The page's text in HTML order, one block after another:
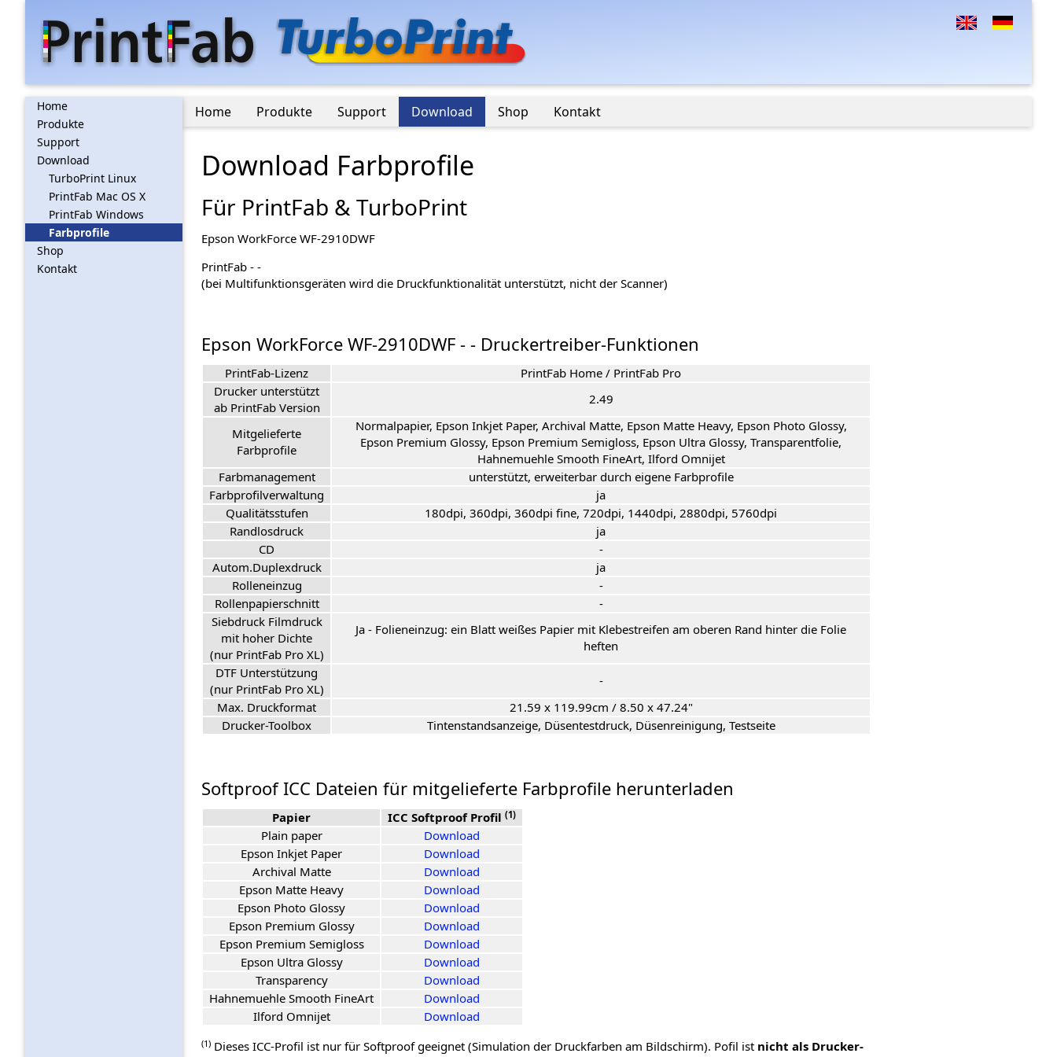
Home
Produkte
Support
Download
TurboPrint Linux
PrintFab Mac OS X
PrintFab Windows
Farbprofile
Shop
Kontakt
Home Produkte Support Download Shop Kontakt
Download Farbprofile
Für PrintFab & TurboPrint
Epson WorkForce WF-2910DWF
PrintFab - -
(bei Multifunktionsgeräten wird die Druckfunktionalität unterstützt, nicht der Scanner)
Epson WorkForce WF-2910DWF - - Druckertreiber-Funktionen
PrintFab-Lizenz
PrintFab Home / PrintFab Pro
Drucker unterstützt
ab PrintFab Version
2.49
Mitgelieferte
Farbprofile
Normalpapier, Epson Inkjet Paper, Archival Matte, Epson Matte Heavy, Epson Photo Glossy,
Epson Premium Glossy, Epson Premium Semigloss, Epson Ultra Glossy, Transparentfolie,
Hahnemuehle Smooth FineArt, Ilford Omnijet
Farbmanagement
unterstützt, erweiterbar durch eigene Farbprofile
Farbprofilverwaltung
ja
Qualitätsstufen
180dpi, 360dpi, 360dpi fine, 720dpi, 1440dpi, 2880dpi, 5760dpi
Randlosdruck
ja
CD
-
Autom.Duplexdruck
ja
Rolleneinzug
-
Rollenpapierschnitt
-
Siebdruck Filmdruck
mit hoher Dichte
(nur PrintFab Pro XL)
Ja - Folieneinzug: ein Blatt weißes Papier mit Klebestreifen am oberen Rand hinter die Folie
heften
DTF Unterstützung
(nur PrintFab Pro XL)
-
Max. Druckformat
21.59 x 119.99cm / 8.50 x 47.24"
Drucker-Toolbox
Tintenstandsanzeige, Düsentestdruck, Düsenreinigung, Testseite
Softproof ICC Dateien für mitgelieferte Farbprofile herunterladen
Papier ICC Softproof Profil (1)
Plain paper
Download
Epson Inkjet Paper
Download
Archival Matte
Download
Epson Matte Heavy
Download
Epson Photo Glossy
Download
Epson Premium Glossy
Download
Epson Premium Semigloss
Download
Epson Ultra Glossy
Download
Transparency
Download
Hahnemuehle Smooth FineArt
Download
Ilford Omnijet
Download
(1) Dieses ICC-Profil ist nur für Softproof geeignet (Simulation der Druckfarben am Bildschirm). Pofil ist nicht als Drucker-